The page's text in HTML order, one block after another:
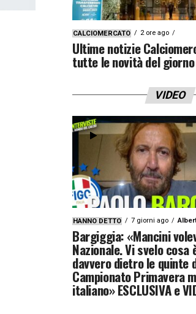
CALCIOMERCATO 2 ore ago
Ultime notizie
tutte le novità del giorno
VIDEO
HANNO DETTO 7 giorni ago
Bargiggia: «Mancini
Nazionale. Vi svelo cosa
davvero dietro le quinte
Campionato Primavera
italiano» ESCLUSIVA e